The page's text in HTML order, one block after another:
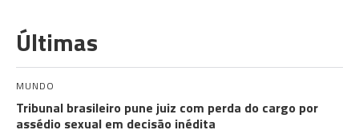
Últimas
MUNDO
Tribunal brasileiro pune juiz com perda do cargo por
assédio sexual em decisão inédita